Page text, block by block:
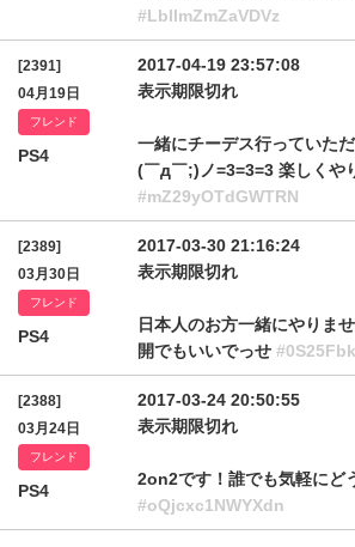
#LbllmZmZaVDVz
[2391]
04月19日
フレンド
PS4
2017-04-19 23:57:08
表示期限切れ
一緒にチーデス行っていた
(￣д￣;)ノ=3=3=3 楽しくや
#mZ29yOTdGWTRN
[2389]
03月30日
フレンド
PS4
2017-03-30 21:16:24
表示期限切れ
日本人のお方一緒にやりま
開でもいいでっせ
[2388]
03月24日
フレンド
PS4
2017-03-24 20:50:55
表示期限切れ
2on2です！誰でも気軽にど
#oQjcxc1NWYXdn